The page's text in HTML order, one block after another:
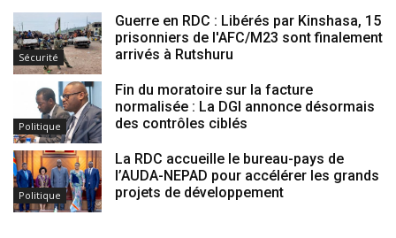
Sécurité
Guerre en RDC : Libérés par Kinshasa, 15
prisonniers de l'AFC/M23 sont finalement
arrivés à Rutshuru
Politique
Fin du moratoire sur la facture
normalisée : La DGI annonce désormais
des contrôles ciblés
Politique
La RDC accueille le bureau-pays de
l’AUDA-NEPAD pour accélérer les grands
projets de développement